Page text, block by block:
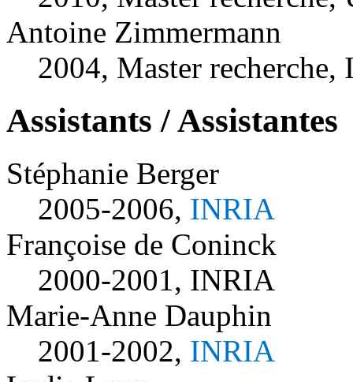
Antoine Zimmermann
2004, Master recherche,
Assistants / Assistantes
Stéphanie Berger
2005-2006, INRIA
Françoise de Coninck
2000-2001, INRIA
Marie-Anne Dauphin
2001-2002, INRIA